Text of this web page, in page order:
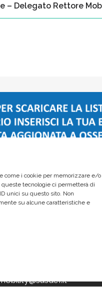
come i cookie per memorizzare e/o
tecnologie ci permetterà di
unici su questo sito. Non
su alcune caratteristiche e
– Delegato Rettore
Roma